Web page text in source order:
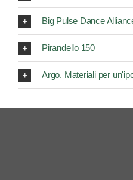
Big Pulse Dance
Pirandello 150
Argo. Materiali per